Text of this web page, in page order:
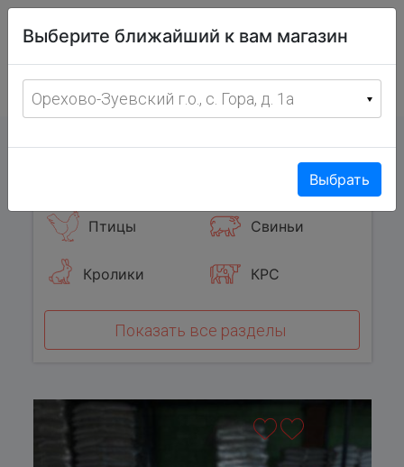
фермерских
товаров
с 8:00 до 19:00 ежедневно
Птицы Свиньи
Кролики КРС
Показать все разделы
Выберите ближайший к вам магазин
Орехово-Зуевский г.о., с. Гора, д. 1а
Выбрать